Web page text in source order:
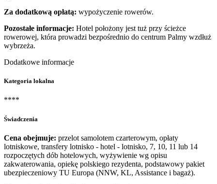
Za dodatkową opłatą: wypożyczenie rowerów.
Pozostałe informacje: Hotel położony jest tuż przy ścieżce
rowerowej, która prowadzi bezpośrednio do centrum Palmy wzdłuż
wybrzeża.
Dodatkowe informacje
Kategoria lokalna
****
Świadczenia
Cena obejmuje: przelot samolotem czarterowym, opłaty
lotniskowe, transfery lotnisko - hotel - lotnisko, 7, 10, 11 lub 14
rozpoczętych dób hotelowych, wyżywienie wg opisu
zakwaterowania, opiekę polskiego rezydenta, podstawowy pakiet
ubezpieczeniowy TU Europa (NNW, KL, Assistance i bagaż).